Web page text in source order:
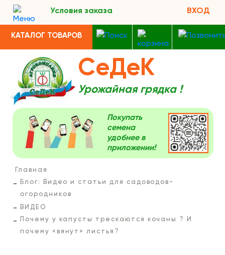
Условия заказа ВХОД
КАТАЛОГ ТОВАРОВ
СеДеК
Урожайная грядка !
Покупать
семена
удобнее в
приложении!
Главная
Блог: Видео и статьи для садоводов-
огородников
ВИДЕО
Почему у капусты трескаются кочаны ? И
почему «вянут» листья?